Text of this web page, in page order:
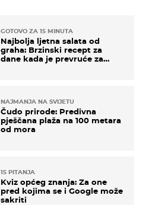
GOTOVO ZA 15 MINUTA
Najbolja ljetna salata od
graha: Brzinski recept za
dane kada je prevruće za
NAJMANJA NA SVIJETU
Čudo prirode: Predivna
pješčana plaža na 100 metara
od mora
15 PITANJA
Kviz općeg znanja: Za one
pred kojima se i Google može
sakriti